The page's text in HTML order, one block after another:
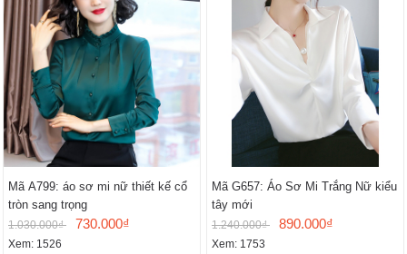
Mã A799: áo sơ mi nữ thiết kế cổ
tròn sang trọng
1.030.000₫ 730.000₫
Xem: 1526
Mã G657: Áo Sơ Mi Trắng Nữ kiểu
tây mới
1.240.000₫ 890.000₫
Xem: 1753